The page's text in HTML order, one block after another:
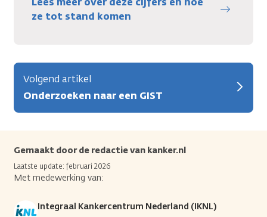
ze tot stand komen
Volgend artikel
Onderzoeken naar een GIST
Gemaakt door de redactie van kanker.nl
Laatste update: februari 2026
Met medewerking van:
Integraal Kankercentrum Nederland (IKNL)